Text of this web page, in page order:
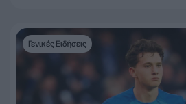
Γενικές Ειδήσεις